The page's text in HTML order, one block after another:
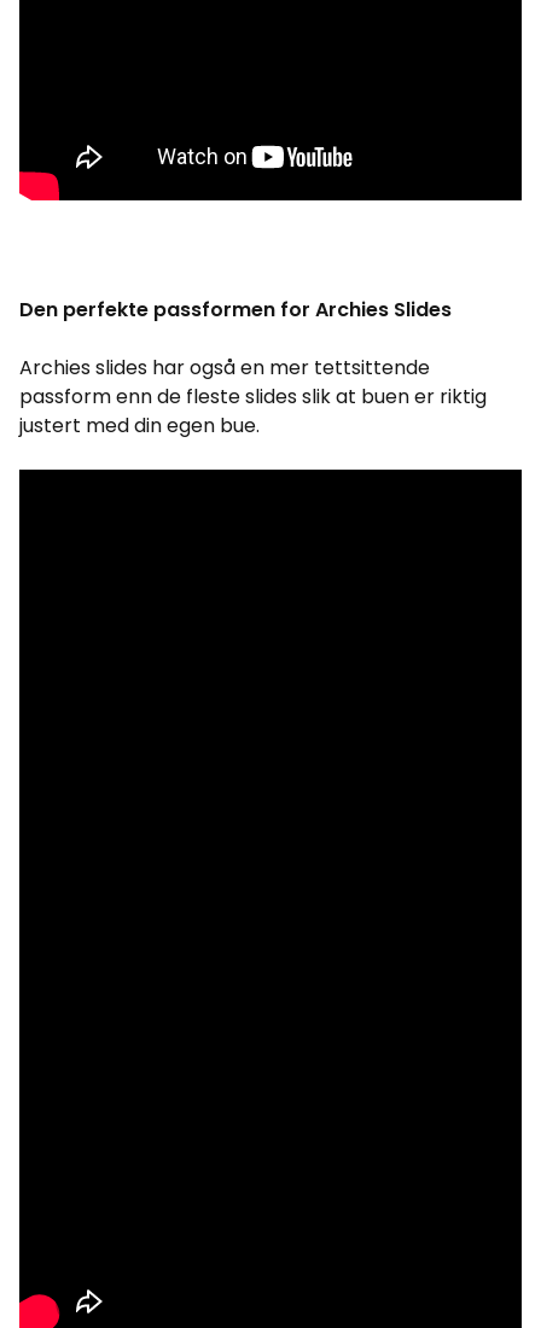
Den perfekte passformen for Archies Slides
Archies slides har også en mer tettsittende
passform enn de fleste slides slik at buen er riktig
justert med din egen bue.